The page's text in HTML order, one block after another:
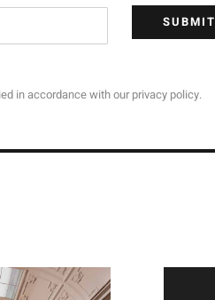
SUBMIT
in accordance with our privacy policy.